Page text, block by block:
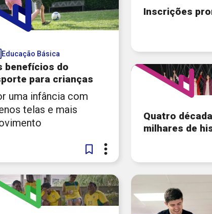
pedagógicos
Alianças